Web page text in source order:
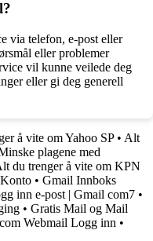
via telefon, e-post eller
eller problemer
vil kunne veilede deg
eller gi deg generell
å vite om Yahoo SP• Alt
plagene med
du trenger å vite om KPN
• Gmail Innboks
inn e-post | Gmail com7 •
• Gratis Mail og Mail
Webmail Logg inn •